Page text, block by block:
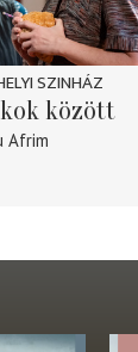
SZINHÁZ
között
Afrim